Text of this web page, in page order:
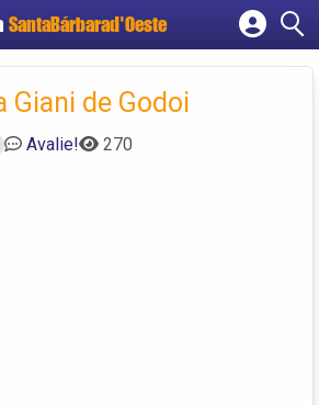
SantaBárbarad'Oeste
Cadastrar empresa
Criar conta
Giani de Godoi
Avalie! 270